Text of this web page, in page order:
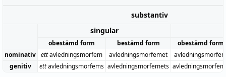
substantiv
singular
obestämd form bestämd form
obestämd form
nominativ ettavledningsmorfem avledningsmorfemet
genitiv
ettavledningsmorfems avledningsmorfemets